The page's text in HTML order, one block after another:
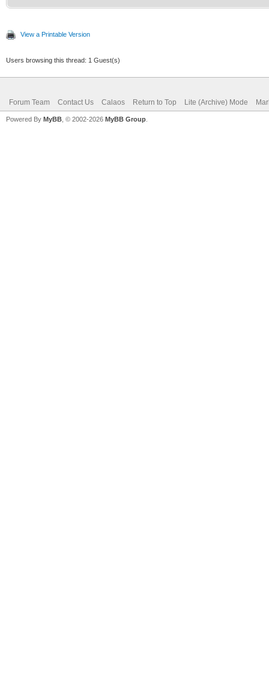
View a Printable Version
Users browsing this thread: 1 Guest(s)
Forum Team Contact Us Calaos Return to Top Lite (Archive) Mode
Powered By MyBB , © 2002-2026 MyBB Group